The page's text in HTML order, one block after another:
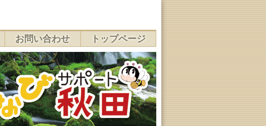
お問い合わせ トップページ